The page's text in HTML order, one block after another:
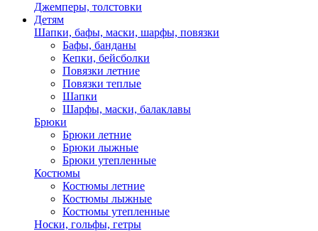
Джемперы, толстовки
Детям
Шапки, бафы, маски, шарфы, повязки
Бафы, банданы
Кепки, бейсболки
Повязки летние
Повязки теплые
Шапки
Шарфы, маски, балаклавы
Брюки
Брюки летние
Брюки лыжные
Брюки утепленные
Костюмы
Костюмы летние
Костюмы лыжные
Костюмы утепленные
Носки, гольфы, гетры